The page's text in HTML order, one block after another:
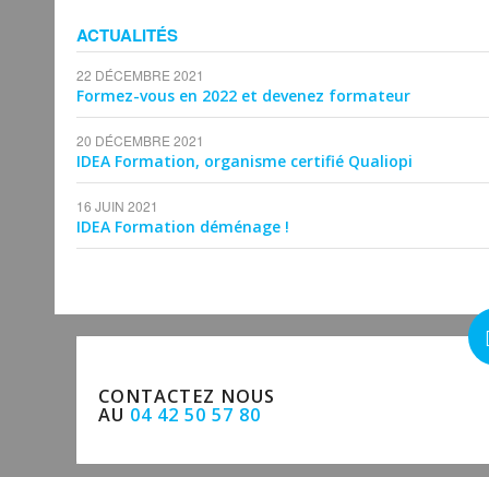
ACTUALITÉS
22 DÉCEMBRE 2021
Formez-vous en 2022 et devenez formateur
20 DÉCEMBRE 2021
IDEA Formation, organisme certifié Qualiopi
16 JUIN 2021
IDEA Formation déménage !
CONTACTEZ NOUS
AU 04 42 50 57 80